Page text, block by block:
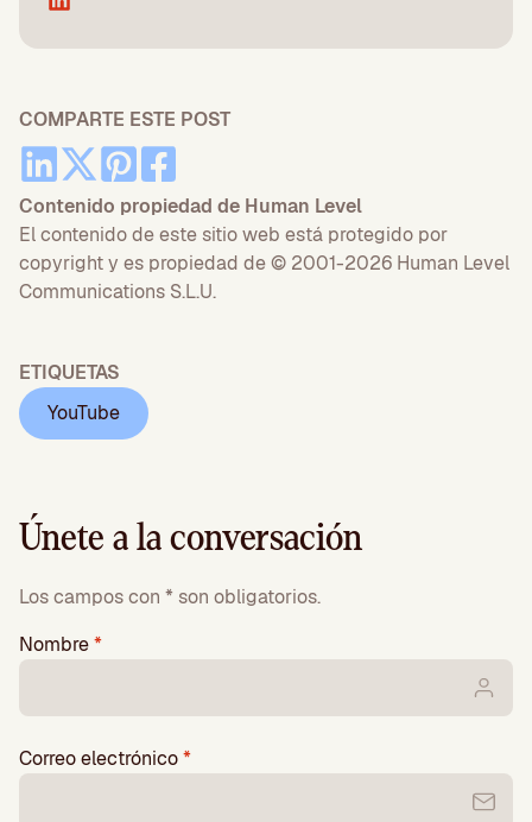
COMPARTE ESTE POST
Contenido propiedad de Human Level
El contenido de este sitio web está protegido por
copyright y es propiedad de © 2001-2026 Human Level
Communications S.L.U.
ETIQUETAS
YouTube
Únete a la conversación
Los campos con * son obligatorios.
Nombre*
Correo electrónico*